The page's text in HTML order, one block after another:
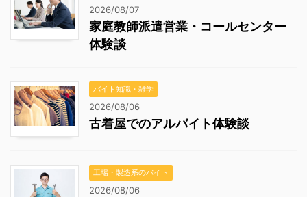
2026/08/07
家庭教師派遣営業・コールセンター
体験談
バイト知識・雑学
2026/08/06
古着屋でのアルバイト体験談
工場・製造系のバイト
2026/08/06